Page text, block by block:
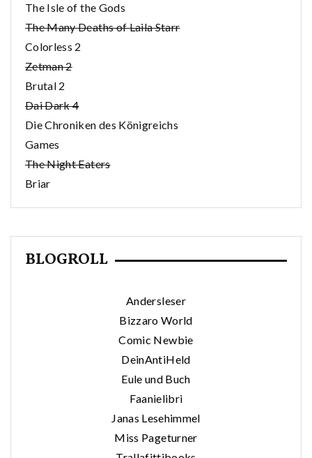
The Isle of the Gods
The Many Deaths of Laila Starr
Colorless 2
Zetman 2
Brutal 2
Dai Dark 4
Die Chroniken des Königreichs
Games
The Night Eaters
Briar
BLOGROLL
Andersleser
Bizzaro World
Comic Newbie
DeinAntiHeld
Eule und Buch
Faanielibri
Janas Lesehimmel
Miss Pageturner